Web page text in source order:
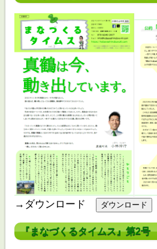
→ダウンロード
『まなづくるタイムス』第2号